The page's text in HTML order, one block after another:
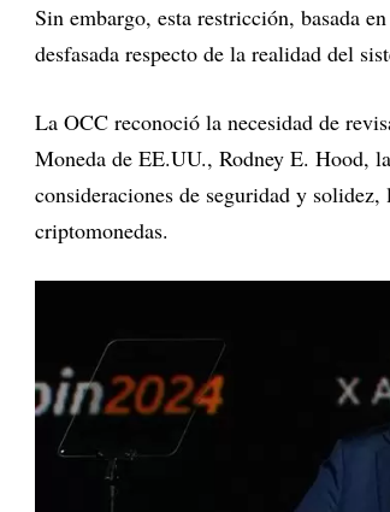
Sin embargo, esta restricción, basada
desfasada respecto de la realidad del
La OCC reconoció la necesidad de
Moneda de EE.UU., Rodney E. Hood,
consideraciones de seguridad y solidez,
criptomonedas.